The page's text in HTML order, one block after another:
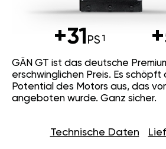
+31 PS
GÄN GT ist das deutsche
erschwinglichen Preis. Es schöpft
Potential des Motors aus, das
angeboten wurde. Ganz sicher.
Technische Daten